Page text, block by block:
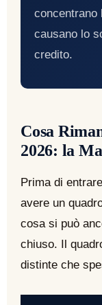
concentrano
causano lo
credito.
Cosa
2026: la
Prima di
avere un
cosa si può
chiuso. Il
distinte che